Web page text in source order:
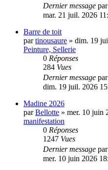
Dernier message par
mar. 21 juil. 2026
Barre de toit
partinousaure » dim. 19
Peinture, Sellerie
0 Réponses
284 Vues
Dernier message par
dim. 19 juil. 2026
Madine 2026
parBellotte » mer. 10 juin
manifestation
0 Réponses
1247 Vues
Dernier message par
mer. 10 juin 2026